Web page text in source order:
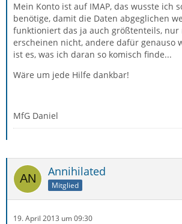
Mein Konto ist auf IMAP, das wusste ich
benötige, damit die Daten abgeglichen
funktioniert das ja auch größtenteils, nur
erscheinen nicht, andere dafür genauso
ist es, was ich daran so komisch finde...
Wäre um jede Hilfe dankbar!
MfG Daniel
Annihilated
Mitglied
19. April 2013 um 09:30